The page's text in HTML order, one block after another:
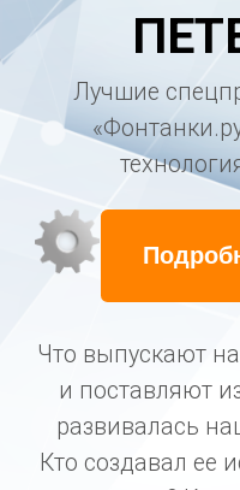
«Фонтанки.ру» о
технологиях и
Подробнее о
Что выпускают на
и поставляют из
развивалась наша
Кто создавал ее историю,
настоящее? Как
завод? Какие
самые
сотрудников ищут
промышленные
традиции